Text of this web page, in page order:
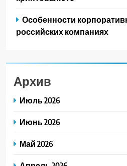
Особенности
российских компаниях
Архив
Июль 2026
Июнь 2026
Май 2026